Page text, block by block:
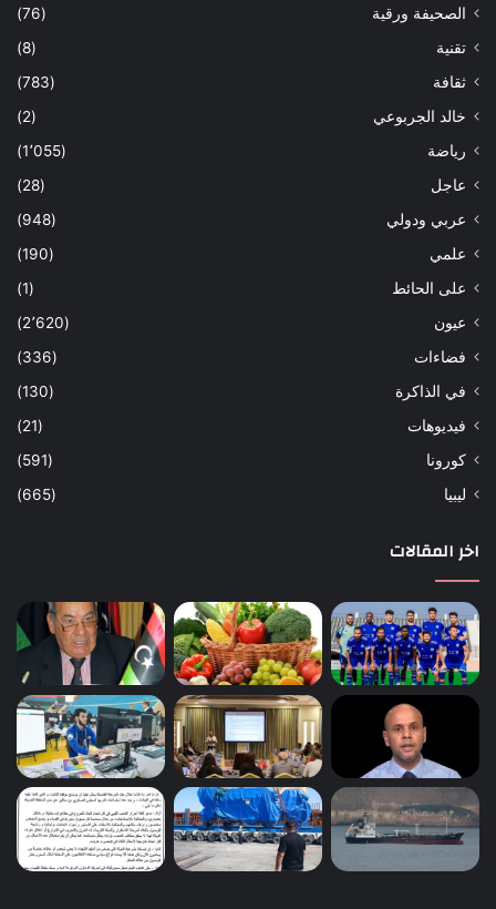
الصحيفة ورقية
(76)
تقنية
(8)
ثقافة
(783)
خالد الجربوعي
(2)
رياضة
(1٬055)
عاجل
(28)
عربي ودولي
(948)
علمي
(190)
على الحائط
(1)
عيون
(2٬620)
فضاءات
(336)
في الذاكرة
(130)
فيديوهات
(21)
كورونا
(591)
ليبيا
(665)
اخر المقالات